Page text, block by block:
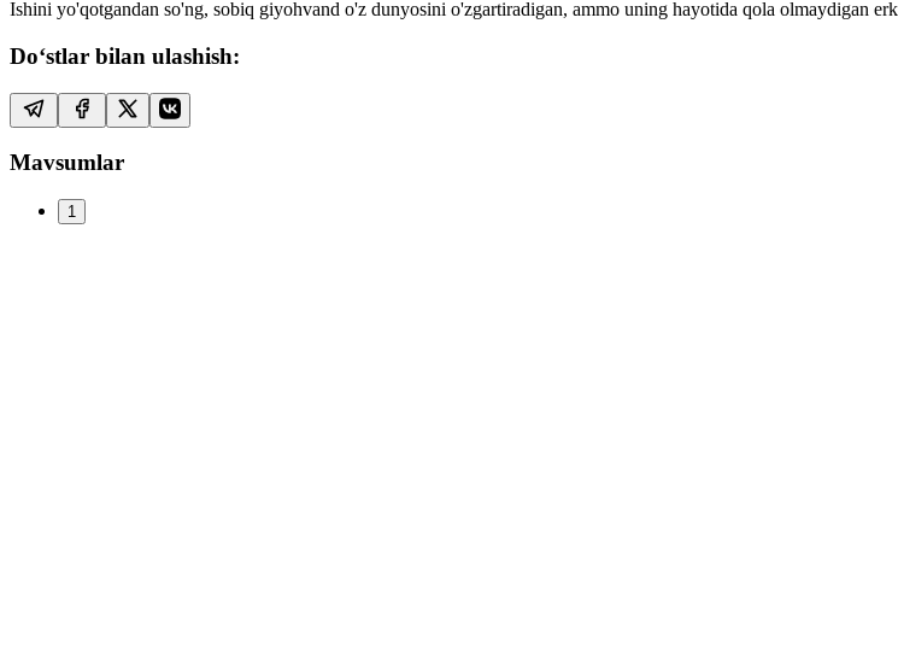
Ishini yo'qotgandan so'ng, sobiq giyohvand o'z dunyosini o'zgartiradigan, ammo uning hayotida qola olmaydigan
Do‘stlar bilan ulashish:
Mavsumlar
1